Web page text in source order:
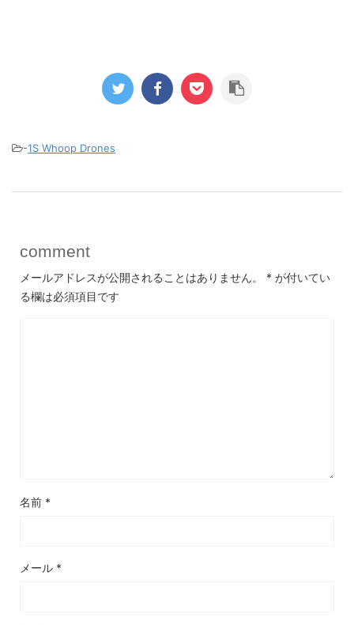
-1S Whoop Drones
comment
メールアドレスが公開されることはありません。 * が付いてい
る欄は必須項目です
名前 *
メール *